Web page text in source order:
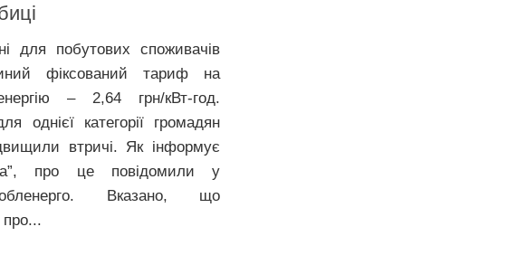
для побутових споживачів
фіксований тариф на
– 2,64 грн/кВт-год.
однієї категорії громадян
втричі. Як інформує
про це повідомили у
Вказано, що
про...